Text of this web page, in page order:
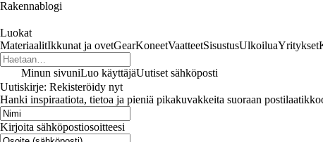
Rakennablogi
Luokat
MateriaalitIkkunat ja ovetGearKoneetVaatteetSisustusUlkoiluaYritykset
Minun sivuniLuo käyttäjäUutiset sähköposti
Uutiskirje: Rekisteröidy nyt
Hanki inspiraatiota, tietoa ja pieniä pikakuvakkeita suoraan
Kirjoita sähköpostiosoitteesi